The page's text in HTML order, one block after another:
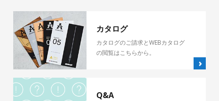
カタログ
カタログのご請求とWEBカタログ
の閲覧はこちらから。
Q&A